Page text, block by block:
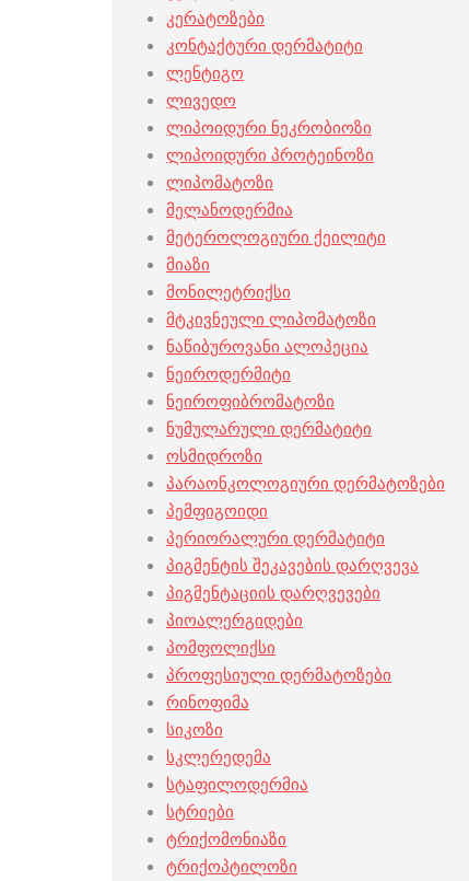
კერატოზები
კონტაქტური დერმატიტი
ლენტიგო
ლივედო
ლიპოიდური ნეკრობიოზი
ლიპოიდური პროტეინოზი
ლიპომატოზი
მელანოდერმია
მეტეროლოგიური ქეილიტი
მიაზი
მონილეტრიქსი
მტკივნეული ლიპომატოზი
ნაწიბუროვანი ალოპეცია
ნეიროდერმიტი
ნეიროფიბრომატოზი
ნუმულარული დერმატიტი
ოსმიდროზი
პარაონკოლოგიური დერმატოზები
პემფიგოიდი
პერიორალური დერმატიტი
პიგმენტის შეკავების დარღვევა
პიგმენტაციის დარღვევები
პიოალერგიდები
პომფოლიქსი
პროფესიული დერმატოზები
რინოფიმა
სიკოზი
სკლერედემა
სტაფილოდერმია
სტრიები
ტრიქომონიაზი
ტრიქოპტილოზი